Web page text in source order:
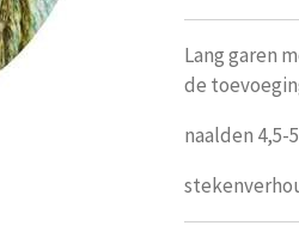
Lang garen
de
naalden 4,5-